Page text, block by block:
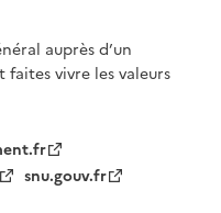
auprès d’un
faites vivre les valeurs
snu.gouv.fr